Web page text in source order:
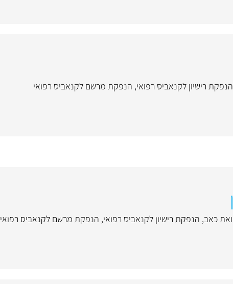
הנפקת רישיון לקנאביס רפואי, הנפקת מרשם לקנאביס רפואי
כאב, הנפקת רישיון לקנאביס רפואי, הנפקת מרשם לקנאביס רפואי